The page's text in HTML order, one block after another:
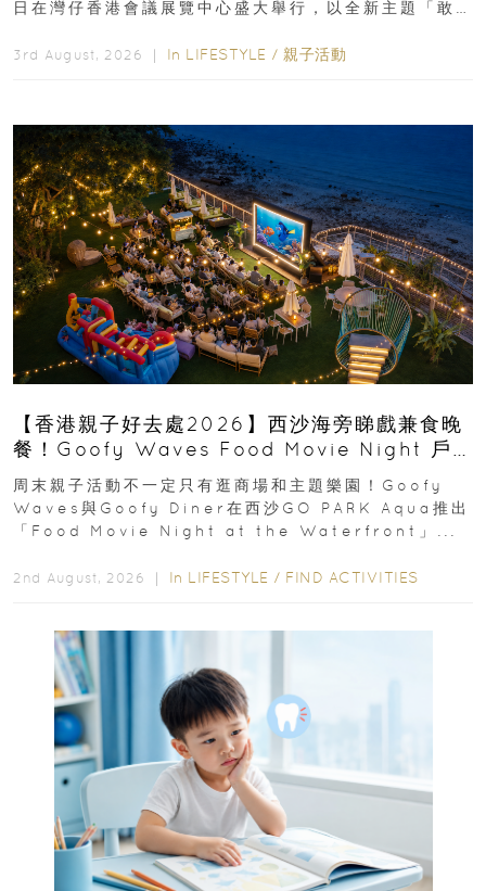
日在灣仔香港會議展覽中心盛大舉行，以全新主題「敢
3rd August, 2026 ｜ In LIFESTYLE / 親子活動
【香港親子好去處2026】西沙海旁睇戲兼食晚
餐！Goofy Waves Food Movie Night 戶
外影院逢週末登場
周末親子活動不一定只有逛商場和主題樂園！Goofy
Waves與Goofy Diner在西沙GO PARK Aqua推出
「Food Movie Night at the Waterfront」...
2nd August, 2026 ｜ In LIFESTYLE / FIND ACTIVITIES